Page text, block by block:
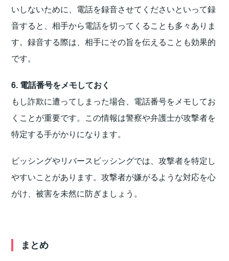
いしないために、電話を録音させてくださいといって録
音すると、相手から電話を切ってくることも多々ありま
す。録音する際は、相手にその旨を伝えることも効果的
です。
6. 電話番号をメモしておく
もし詐欺に遭ってしまった場合、電話番号をメモしてお
くことが重要です。この情報は警察や弁護士が攻撃者を
特定する手がかりになります。
ビッシングやリバースビッシングでは、攻撃者を特定し
やすいことがあります。攻撃者が嫌がるような対応を心
がけ、被害を未然に防ぎましょう。
まとめ